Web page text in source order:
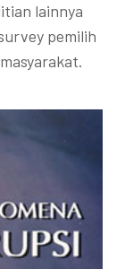
lainnya
pemilih